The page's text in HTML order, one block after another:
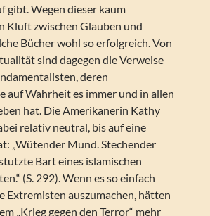
gibt. Wegen dieser kaum
Kluft zwischen Glauben und
Bücher wohl so erfolgreich. Von
sind dagegen die Verweise
deren
auf Wahrheit es immer und in allen
hat. Die Amerikanerin Kathy
relativ neutral, bis auf eine
„Wütender Mund. Stechender
Bart eines islamischen
(S. 292). Wenn es so einfach
Extremisten auszumachen, hätten
„Krieg gegen den Terror“ mehr